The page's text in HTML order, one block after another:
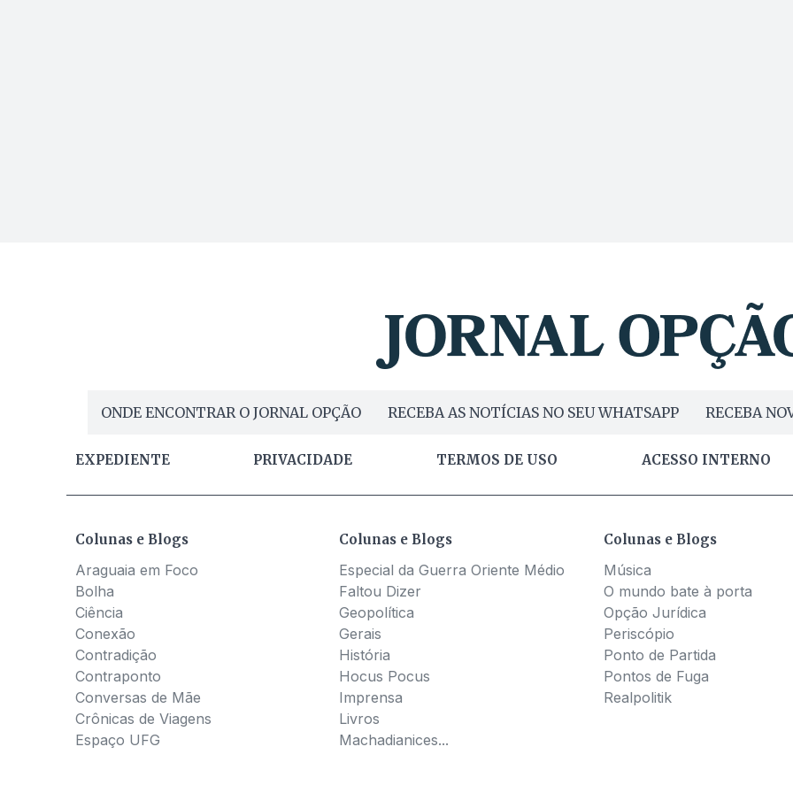
ONDE ENCONTRAR O JORNAL OPÇÃO RECEBA AS NOTÍCIAS NO SEU WHATSAPP RECEBA
EXPEDIENTE PRIVACIDADE TERMOS DE USO ACESSO INTERNO
Colunas e Blogs
Araguaia em Foco
Bolha
Ciência
Conexão
Contradição
Contraponto
Conversas de Mãe
Crônicas de Viagens
Espaço UFG
Colunas e Blogs
Especial da Guerra Oriente Médio
Faltou Dizer
Geopolítica
Gerais
História
Hocus Pocus
Imprensa
Livros
Machadianices...
Colunas e Blogs
Música
O mundo bate à porta
Opção Jurídica
Periscópio
Ponto de Partida
Pontos de Fuga
Realpolitik